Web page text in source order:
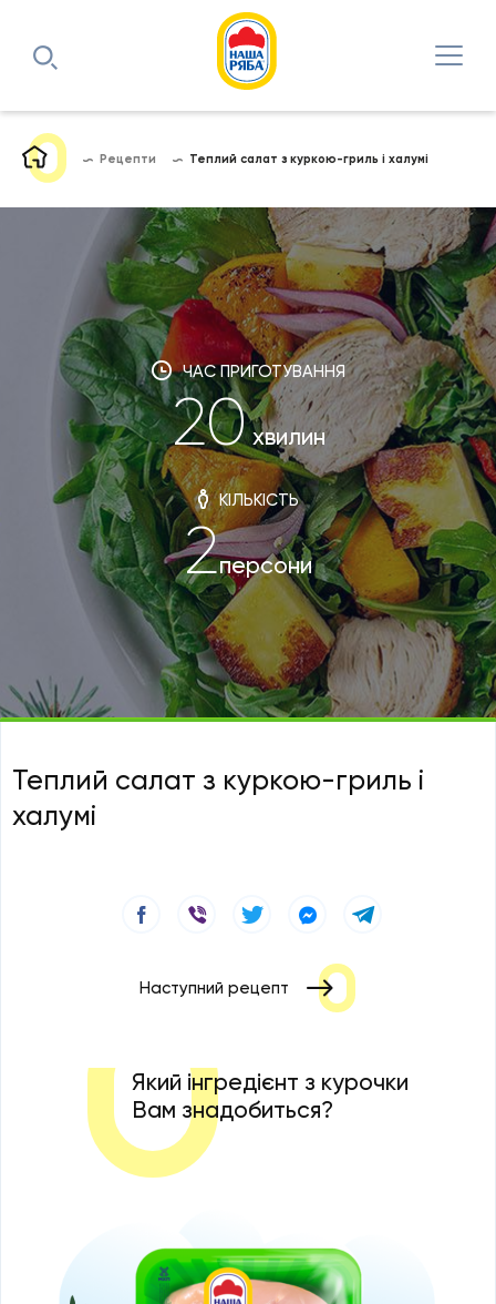
Рецепти Теплий салат з куркою-гриль і халумі
ЧАС ПРИГОТУВАННЯ
20хвилин
КІЛЬКІСТЬ
2персони
Теплий салат з куркою-гриль і
халумі
Наступний рецепт
Який інгредієнт з курочки
Вам знадобиться?